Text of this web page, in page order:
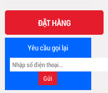
ĐẶT HÀNG
Yêu cầu gọi lại